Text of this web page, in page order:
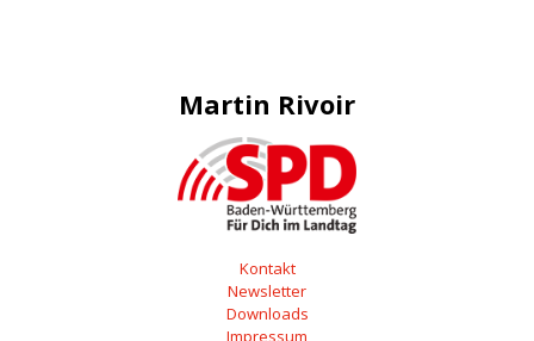
Martin Rivoir
Kontakt
Newsletter
Downloads
Impressum